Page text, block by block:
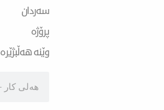
سەردان
پرۆژە
وێنە هەڵبژێرە